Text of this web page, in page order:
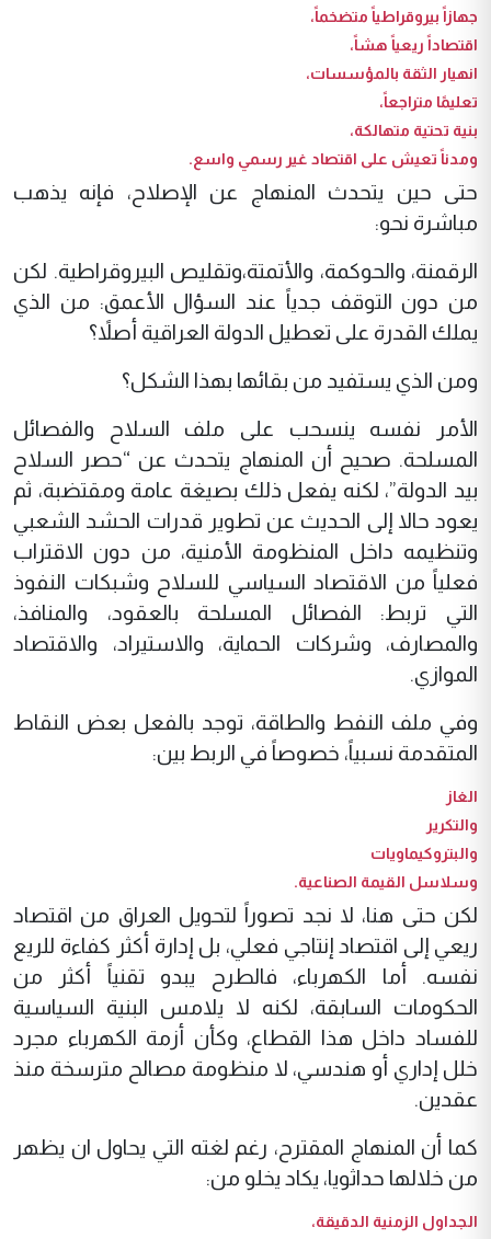
جهازاً بيروقراطياً متضخماً،
اقتصاداً ريعياً هشاً،
انهيار الثقة بالمؤسسات،
تعليمًا متراجعاً،
بنية تحتية متهالكة،
ومدناً تعيش على اقتصاد غير رسمي واسع.
حتى حين يتحدث المنهاج عن الإصلاح، فإنه يذهب
مباشرة نحو:
الرقمنة، والحوكمة، والأتمتة،وتقليص البيروقراطية. لكن
من دون التوقف جدياً عند السؤال الأعمق: من الذي
يملك القدرة على تعطيل الدولة العراقية أصلاً؟
ومن الذي يستفيد من بقائها بهذا الشكل؟
الأمر نفسه ينسحب على ملف السلاح والفصائل
المسلحة. صحيح أن المنهاج يتحدث عن “حصر السلاح
بيد الدولة”، لكنه يفعل ذلك بصيغة عامة ومقتضبة، ثم
يعود حالا إلى الحديث عن تطوير قدرات الحشد الشعبي
وتنظيمه داخل المنظومة الأمنية، من دون الاقتراب
فعلياً من الاقتصاد السياسي للسلاح وشبكات النفوذ
التي تربط: الفصائل المسلحة بالعقود، والمنافذ،
والمصارف، وشركات الحماية، والاستيراد، والاقتصاد
الموازي.
وفي ملف النفط والطاقة، توجد بالفعل بعض النقاط
المتقدمة نسبياً، خصوصاً في الربط بين:
الغاز
والتكرير
والبتروكيماويات
وسلاسل القيمة الصناعية.
لكن حتى هنا، لا نجد تصوراً لتحويل العراق من اقتصاد
ريعي إلى اقتصاد إنتاجي فعلي، بل إدارة أكثر كفاءة للريع
نفسه. أما الكهرباء، فالطرح يبدو تقنياً أكثر من
الحكومات السابقة، لكنه لا يلامس البنية السياسية
للفساد داخل هذا القطاع، وكأن أزمة الكهرباء مجرد
خلل إداري أو هندسي، لا منظومة مصالح مترسخة منذ
عقدين.
كما أن المنهاج المقترح، رغم لغته التي يحاول ان يظهر
من خلالها حداثويا، يكاد يخلو من:
الجداول الزمنية الدقيقة،